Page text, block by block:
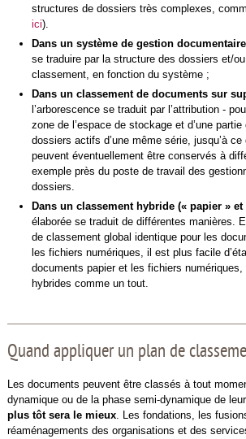
structures de dossiers très complexes,
ici).
Dans un système de gestion
se traduire par la structure des dossiers et/
classement, en fonction du système ;
Dans un classement de documents sur
l’arborescence se traduit par l’attribution -
zone de l’espace de stockage et d’une
dossiers actifs d’une même série, jusqu’à ce
peuvent éventuellement être conservés à
exemple près du poste de travail des
dossiers.
Dans un classement hybride (« papier »
élaborée se traduit de différentes manières.
de classement global identique pour les
les fichiers numériques, il est plus facile
documents papier et les fichiers
hybrides comme un tout.
Quand appliquer un plan de
Les documents peuvent être classés à tout
dynamique ou de la phase semi-dynamique de
plus tôt sera le mieux. Les fondations, les
réaménagements des organisations et des